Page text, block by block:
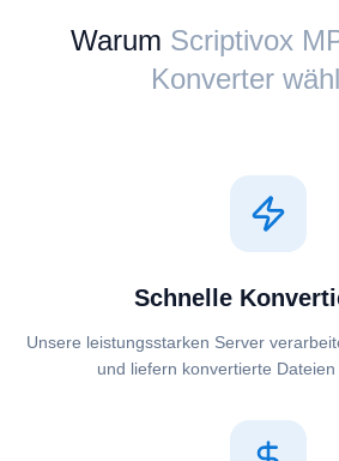
Warum Scriptivox
Konverter
Schnelle
Unsere leistungsstarken Server
und liefern konvertierte Dateien